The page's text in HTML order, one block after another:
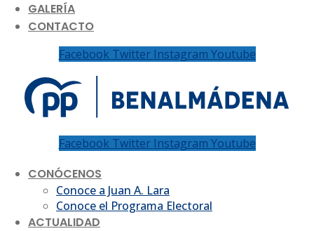
GALERÍA
CONTACTO
Facebook Twitter Instagram Youtube
Facebook Twitter Instagram Youtube
CONÓCENOS
Conoce a Juan A. Lara
Conoce el Programa Electoral
ACTUALIDAD